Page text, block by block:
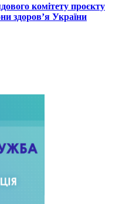
комітету проєкту
здоров’я України